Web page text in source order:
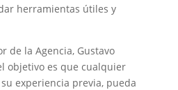
herramientas útiles y
de la Agencia, Gustavo
objetivo es que cualquier
experiencia previa, pueda